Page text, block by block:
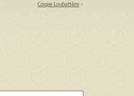
Coupe Loubatière »